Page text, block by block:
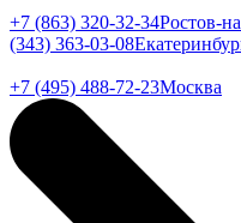
+7 (863) 320-32-34Ростов-
(343) 363-03-08
+7 (495) 488-72-23Москва